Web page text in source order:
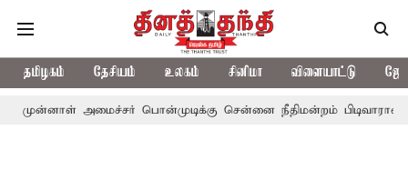
தமிழகம் தேசியம் உலகம் சினிமா விளையாட்டு
அமைச்சர் பொன்முடிக்கு சென்னை நீதிமன்றம் பிடிவாராண்ட்